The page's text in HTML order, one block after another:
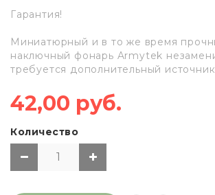
Гарантия!
Миниатюрный и в то же время
наключный фонарь Armytek
требуется дополнительный источник
42,00 руб.
Количество